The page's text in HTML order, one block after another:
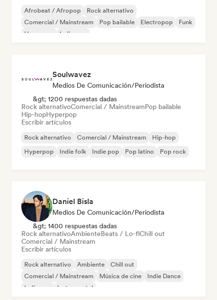
Afrobeat / Afropop
Rock alternativo
Comercial / Mainstream
Pop bailable Electropop
Funk
Hyperpop
Indie pop
Soulwavez
Medios De Comunicación/Periodista
&gt; 1200 respuestas dadas
Rock alternativoComercial / MainstreamPop bailable
Hip-hopHyperpop
Escribir artículos
Rock alternativo Comercial / Mainstream
Hip-hop
Hyperpop
Indie folk Indie pop Pop latino Pop rock
Daniel Bisla
Medios De Comunicación/Periodista
&gt; 1400 respuestas dadas
Rock alternativoAmbienteBeats / Lo-fiChill out
Comercial / Mainstream
Escribir artículos
Rock alternativo Ambiente
Chill out
Comercial / Mainstream
Música de cine
Indie Dance
Indie pop
Instrumental